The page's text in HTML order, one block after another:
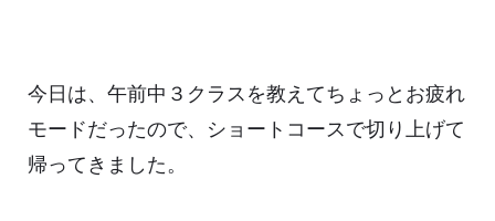
今日は、午前中３クラスを教えてちょっとお疲れ
モードだったので、ショートコースで切り上げて
帰ってきました。